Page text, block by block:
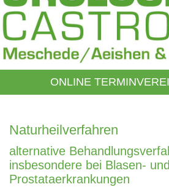
ONLINE
Naturheilverfahren
alternative
insbesondere bei Blasen- und
Prostataerkrankungen